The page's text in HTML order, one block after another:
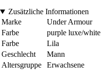
Zusätzliche Informationen
Marke
Under Armour
Farbe
purple luxe/white
Farbe
Lila
Geschlecht
Mann
Altersgruppe
Erwachsene